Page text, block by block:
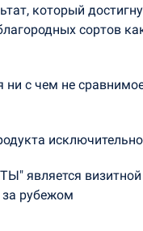
который
сортов
с чем не
является визитной
за рубежом